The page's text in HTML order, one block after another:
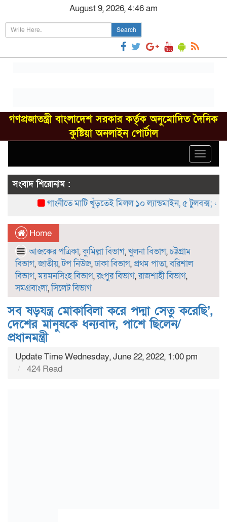
August 9, 2026, 4:46 am
Search
গণপ্রজাতন্ত্রী বাংলাদেশ সরকার কর্তৃক অনুমোদিত দৈনিক
কুষ্টিয়া অনলাইন পোর্টাল
Toggle
সংবাদ শিরোনাম :
গাংনীতে মাটি খুঁড়তেই মিলল ১০ ল্যান্ডমাইন, ৫ টুলবক্স; এলাকায়
Home
আজকের পত্রিকা,কুমিল্লা বিভাগ,খুলনা বিভাগ,চট্টগ্রাম
বিভাগ,জাতীয়,টপ নিউজ,ঢাকা বিভাগ,প্রথম পাতা,বরিশাল
বিভাগ,ময়মনসিংহ বিভাগ,রংপুর বিভাগ,রাজশাহী বিভাগ,
সমগ্রবাংলা,সিলেট বিভাগ
সব ষড়যন্ত্র মোকাবিলা করে পদ্মা সেতু করেছি’,
দেশের মানুষকে ধন্যবাদ, পাশে ছিলেন/
প্রধানমন্ত্রী
Update Time Wednesday, June 22, 2022, 1:00 pm
424 Read